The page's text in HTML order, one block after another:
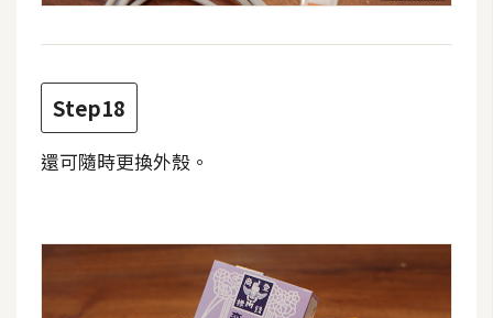
Step18
還可隨時更換外殼。